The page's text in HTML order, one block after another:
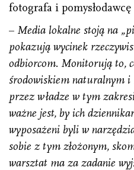
fotografa i
– Media lokalne stoją na
pokazują wycinek
odbiorcom. Monitorują to,
środowiskiem naturalnym i
przez władze w tym
ważne jest, by ich
wyposażeni byli w
sobie z tym złożonym,
warsztat ma za zadanie